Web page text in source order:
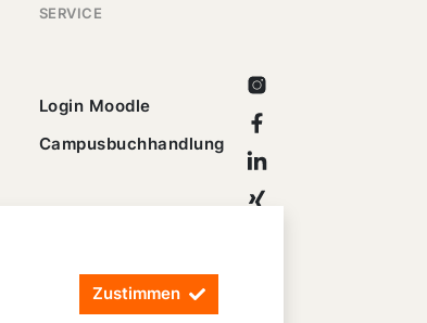
SERVICE
Login Moodle
Campusbuchhandlung
Instagram
Facebook
Linkedin
Xing
Zustimmen